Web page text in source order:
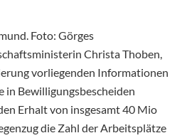
Foto: Görges
Christa Thoben,
vorliegenden Informationen
in Bewilligungsbescheiden
Erhalt von insgesamt 40 Mio
die Zahl der Arbeitsplätze